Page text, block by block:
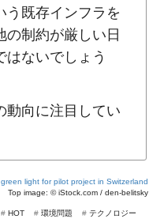
う既存インフラを
制約が厳しい日
ないでしょう
動向に注目してい
light for pilot project in Switzerland
Top image: ©iStock.com / den-belitsky
# テクノロジー
# 環境問題
# HOT